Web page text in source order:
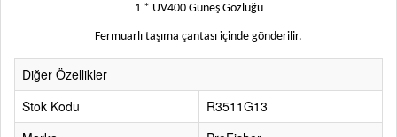
1 * UV400 Güneş Gözlüğü
Fermuarlı taşıma çantası içinde gönderilir.
Diğer Özellikler
Stok Kodu
R3511G13